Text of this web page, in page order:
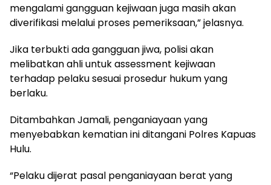
mengalami gangguan kejiwaan juga masih akan
diverifikasi melalui proses pemeriksaan,” jelasnya.
Jika terbukti ada gangguan jiwa, polisi akan
melibatkan ahli untuk assessment kejiwaan
terhadap pelaku sesuai prosedur hukum yang
berlaku.
Ditambahkan Jamali, penganiayaan yang
menyebabkan kematian ini ditangani Polres Kapuas
Hulu.
“Pelaku dijerat pasal penganiayaan berat yang